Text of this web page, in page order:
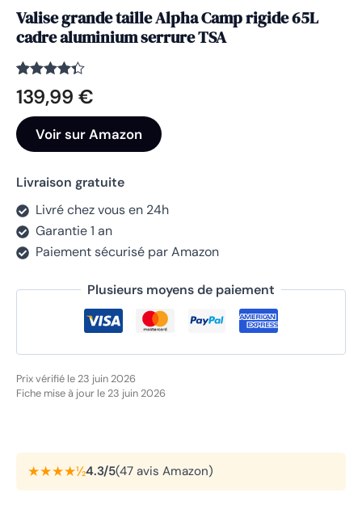
Valise grande taille Alpha Camp rigide 65L
cadre aluminium serrure TSA
Noté
4.3
sur 5
47
notations
client
139,99 €
Voir sur Amazon
Livraison gratuite
Livré chez vous en 24h
Garantie 1 an
Paiement sécurisé par Amazon
Plusieurs moyens de paiement
Prix vérifié le 23 juin 2026
Fiche mise à jour le 23 juin 2026
★★★★½4.3/5(47 avis Amazon)